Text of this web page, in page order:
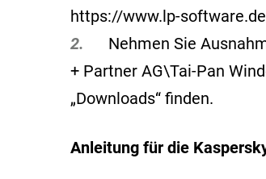
https://www.lp-
2.
Nehmen Sie
+ Partner AG\Tai-Pan
„Downloads“ finden.
Anleitung für die